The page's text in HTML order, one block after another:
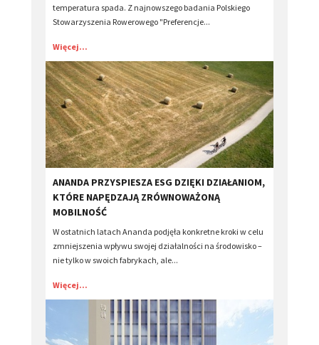
temperatura spada. Z najnowszego badania Polskiego
Stowarzyszenia Rowerowego "Preferencje...
Więcej...
​ANANDA PRZYSPIESZA ESG DZIĘKI DZIAŁANIOM,
KTÓRE NAPĘDZAJĄ ZRÓWNOWAŻONĄ
MOBILNOŚĆ
W ostatnich latach Ananda podjęła konkretne kroki w celu
zmniejszenia wpływu swojej działalności na środowisko –
nie tylko w swoich fabrykach, ale...
Więcej...